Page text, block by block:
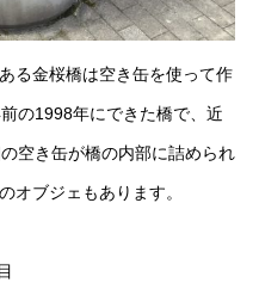
る金桜橋は空き缶を使って作
の1998年にできた橋で、近
空き缶が橋の内部に詰められ
オブジェもあります。